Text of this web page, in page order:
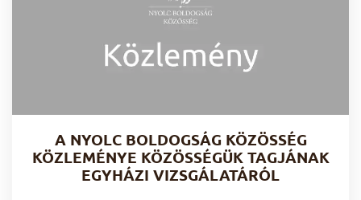
A NYOLC BOLDOGSÁG KÖZÖSSÉG
KÖZLEMÉNYE KÖZÖSSÉGÜK TAGJÁNAK
EGYHÁZI VIZSGÁLATÁRÓL